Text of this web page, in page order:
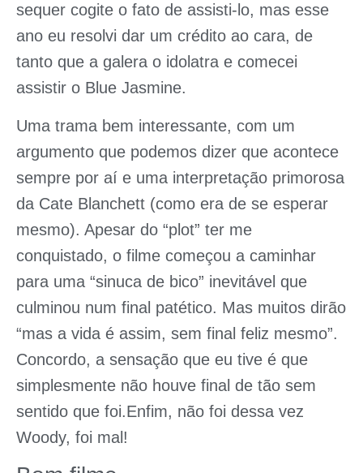
sequer cogite o fato de assisti-lo, mas esse
ano eu resolvi dar um crédito ao cara, de
tanto que a galera o idolatra e comecei
assistir o Blue Jasmine.
Uma trama bem interessante, com um
argumento que podemos dizer que acontece
sempre por aí e uma interpretação primorosa
da Cate Blanchett (como era de se esperar
mesmo). Apesar do “plot” ter me
conquistado, o filme começou a caminhar
para uma “sinuca de bico” inevitável que
culminou num final patético. Mas muitos dirão
“mas a vida é assim, sem final feliz mesmo”.
Concordo, a sensação que eu tive é que
simplesmente não houve final de tão sem
sentido que foi.Enfim, não foi dessa vez
Woody, foi mal!